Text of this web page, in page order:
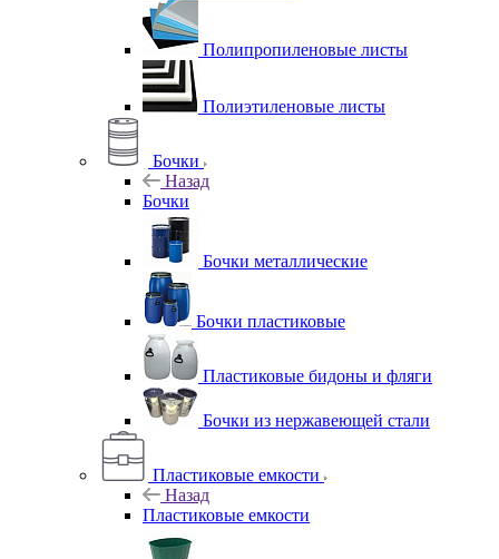
Полипропиленовые листы
Полиэтиленовые листы
Бочки
Назад
Бочки
Бочки металлические
Бочки пластиковые
Пластиковые бидоны и фляги
Бочки из нержавеющей стали
Пластиковые емкости
Назад
Пластиковые емкости